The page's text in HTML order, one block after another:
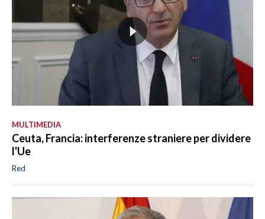
MULTIMEDIA
Ceuta, Francia: interferenze straniere per dividere
l'Ue
Red